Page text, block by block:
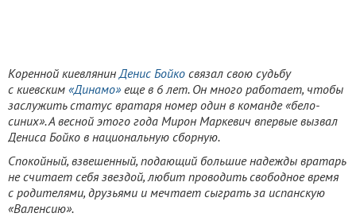
Коренной киевлянинДенис Бойко связал свою судьбу
с киевским «Динамо»еще в 6 лет. Он много работает, чтобы
заслужить статус вратаря номер один в команде «бело-
синих». А весной этого года Мирон Маркевич впервые вызвал
Дениса Бойко в национальную сборную.
Спокойный, взвешенный, подающий большие надежды вратарь
не считает себя звездой, любит проводить свободное время
с родителями, друзьями и мечтает сыграть за испанскую
«Валенсию».